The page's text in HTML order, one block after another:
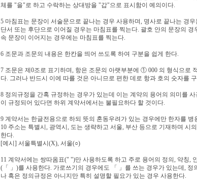
체를 "을"로 하고 수락하는 상대방을 "갑"으로 표시함이 예의이다.
5 마침표는 문장이 서술문으로 끝나는 경우 사용하며, 명사로 끝나는 경
단서 또는 후단으로 이어질 경우는 마침표를 찍는다. 괄호 안의 문장의
속 문장이 이어지는 경우에는 마침표를 찍는다.
6 조문과 조문의 내용은 한칸을 띄어 쓰도록 하여 구분을 쉽게 한다.
7 조문은 제0조로 표기하며, 항은 조문의 아랫부분에 ① 000 의 형식으로
다. 그러나 반드시 이에 따를 것은 아니므로 편한 데로 항과 호의 숫자를
8 정의규정을 간혹 규정하는 경우가 있는데 이는 계약의 용어의 의미를
이 규정되어 있다면 하위 계약서에서는 불필요하다 할 것이다.
9 계약서는 한글전용으로 하되 뜻의 혼동우려가 있는 경우에만 한자를 병
10 주소는 특별시, 광역시, 도는 생략하고 서울, 부산 등으로 기재하며 시
한다.
[예시] 서울특별시(X), 서울(○)
11 계약서에는 쌍따옴표(" ")만 사용하도록 하고 주로 용어의 정의, 약칭,
(「 」)를 사용한다. 가로쓰기의 경우에도 「 」를 쓰는 경우가 있는데,
나 혹은 정의규정은 아니지만 특히 설명할 필요가 있는 경우 사용한다.